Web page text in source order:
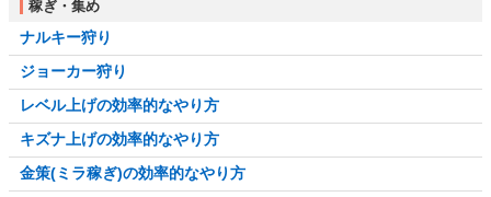
稼ぎ・集め
ナルキー狩り
ジョーカー狩り
レベル上げの効率的なやり方
キズナ上げの効率的なやり方
金策(ミラ稼ぎ)の効率的なやり方